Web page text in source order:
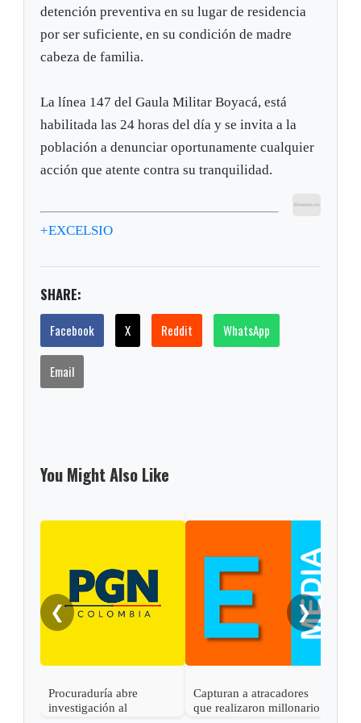
detención preventiva en su lugar de residencia
por ser suficiente, en su condición de madre
cabeza de familia.
La línea 147 del Gaula Militar Boyacá, está
habilitada las 24 horas del día y se invita a la
población a denunciar oportunamente cualquier
acción que atente contra su tranquilidad.
+EXCELSIO
SHARE:
Facebook X Reddit WhatsApp
Email
You Might Also Like
❮
Procuraduría abre
investigación al
Capturan a atracadores
que realizaron millonario
❯